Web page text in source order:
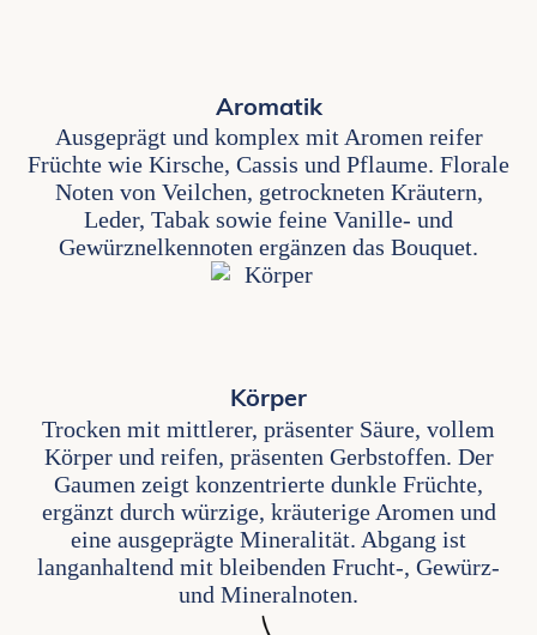
Aromatik
Ausgeprägt und komplex mit Aromen reifer
Früchte wie Kirsche, Cassis und Pflaume. Florale
Noten von Veilchen, getrockneten Kräutern,
Leder, Tabak sowie feine Vanille- und
Gewürznelkennoten ergänzen das Bouquet.
Körper
Trocken mit mittlerer, präsenter Säure, vollem
Körper und reifen, präsenten Gerbstoffen. Der
Gaumen zeigt konzentrierte dunkle Früchte,
ergänzt durch würzige, kräuterige Aromen und
eine ausgeprägte Mineralität. Abgang ist
langanhaltend mit bleibenden Frucht-, Gewürz-
und Mineralnoten.